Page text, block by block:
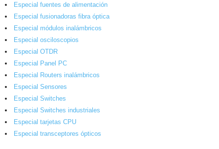
Especial fuentes de alimentación
Especial fusionadoras fibra óptica
Especial módulos inalámbricos
Especial osciloscopios
Especial OTDR
Especial Panel PC
Especial Routers inalámbricos
Especial Sensores
Especial Switches
Especial Switches industriales
Especial tarjetas CPU
Especial transceptores ópticos